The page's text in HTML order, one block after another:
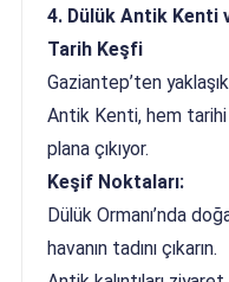
4. Dülük Antik Kenti
Tarih Keşfi
Gaziantep’ten
Antik Kenti, hem
plana çıkıyor.
Keşif Noktaları:
Dülük Ormanı’nda
havanın tadını çıkarın.